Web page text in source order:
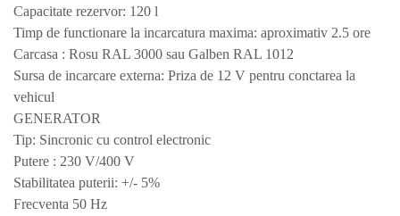
Capacitate rezervor: 120 l
Timp de functionare la incarcatura maxima: aproximativ 2.5 ore
Carcasa : Rosu RAL 3000 sau Galben RAL 1012
Sursa de incarcare externa: Priza de 12 V pentru conctarea la
vehicul
GENERATOR
Tip: Sincronic cu control electronic
Putere : 230 V/400 V
Stabilitatea puterii: +/- 5%
Frecventa 50 Hz